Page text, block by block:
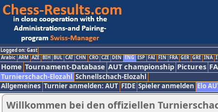
Logged on: Gast
Arabic ARM AZE BIH BUL CAT CHN CRO CZE DEN ENG ESP FAI FIN FRA GER GRE INA
Home Tournament-Database AUT championship Pictures
Turnierschach-Elozahl Schnellschach-Elozahl
Allgemeines Turnier anmelden: AUT FIDE Spieler anmelden Elo
Willkommen bei den offiziellen